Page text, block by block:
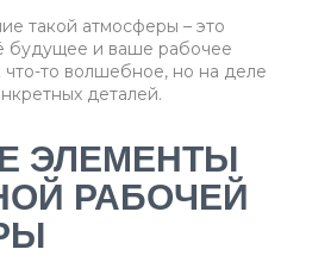
такой атмосферы – это
будущее и ваше рабочее
что-то волшебное, но на деле
деталей.
ЭЛЕМЕНТЫ
РАБОЧЕЙ